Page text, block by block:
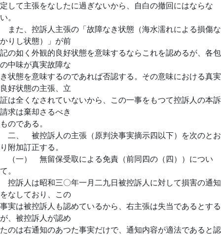
定して主張をなしたに過ぎないから、自白の撤回にはならな
い。
また、控訴人主張の「故障なき状態（海水濡れによる損傷な
かりし状態）」が前
記の如く外観的良好状態を意味するならこれを認めるが、各包
の中味が真実故障な
き状態を意味するのであれば否認する。その意味における真実
良好状態の主張、立
証は全くなされていないから、この一事をもつて控訴人の本訴
請求は棄却さるべき
ものである。
二、 被控訴人の主張（原判決事実摘示四以下）を次のとお
り附加訂正する。
（一） 無留保受取による免責（前同四の（四））につい
て。
控訴人は昭和三〇年一月二九日被控訴人に対して損害の通知
をなしており、この
事実は被控訴人も認めているから、右主張は失当であるとする
が、被控訴人が認め
たのは右通知のあつた事実だけで、通知内容が適法であると認